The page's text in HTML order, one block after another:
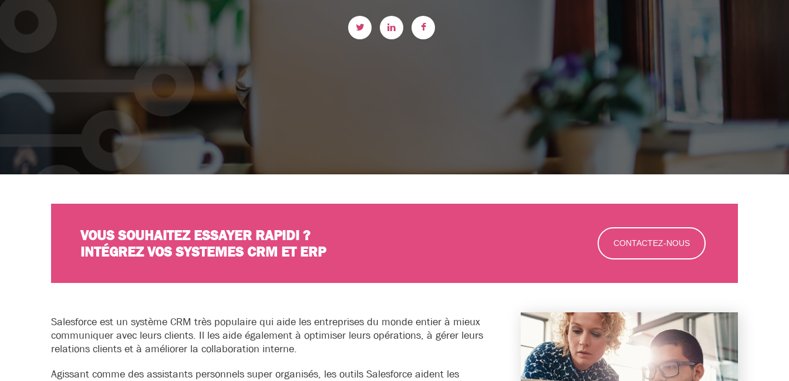
VOUS SOUHAITEZ ESSAYER RAPIDI ?
INTÉGREZ VOS SYSTEMES CRM ET ERP
CONTACTEZ-NOUS
Salesforce est un système CRM très populaire qui aide les entreprises du monde entier à mieux
communiquer avec leurs clients. Il les aide également à optimiser leurs opérations, à gérer leurs
relations clients et à améliorer la collaboration interne.
Agissant comme des assistants personnels super organisés, les outils Salesforce aident les